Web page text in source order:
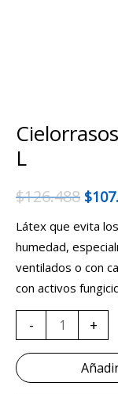
L
$126.488 $
Látex que evita
humedad,
ventilados o con
con activos
- +